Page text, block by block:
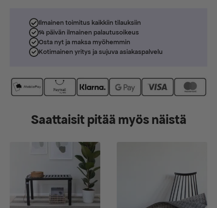
Ilmainen toimitus kaikkiin tilauksiin
14 päivän ilmainen palautusoikeus
Osta nyt ja maksa myöhemmin
Kotimainen yritys ja sujuva asiakaspalvelu
Saattaisit pitää myös näistä